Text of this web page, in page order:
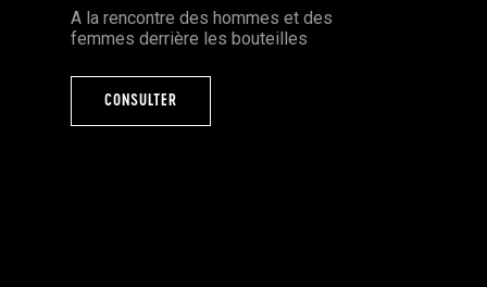
A la rencontre des hommes et des
femmes derrière les bouteilles
CONSULTER